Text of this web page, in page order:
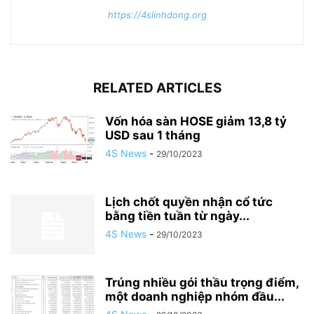
https://4slinhdong.org
RELATED ARTICLES
Vốn hóa sàn HOSE giảm 13,8 tỷ
USD sau 1 tháng
4S News - 29/10/2023
Lịch chốt quyền nhận cổ tức
bằng tiền tuần từ ngày...
4S News - 29/10/2023
Trúng nhiều gói thầu trọng điểm,
một doanh nghiệp nhóm đầu...